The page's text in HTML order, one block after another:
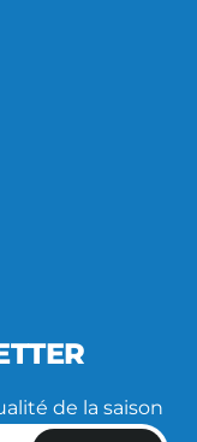
de la saison